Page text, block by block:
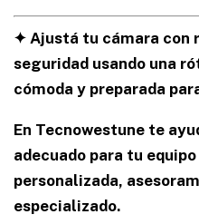
✦ Ajustá tu cámara con
seguridad usando una
cómoda y preparada
En Tecnowestune te
adecuado para tu
personalizada,
especializado.